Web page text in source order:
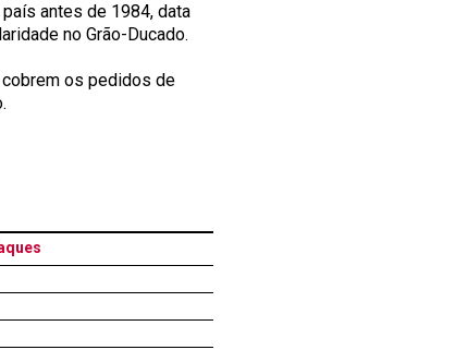
antes de 1984, data
no Grão-Ducado.
os pedidos de